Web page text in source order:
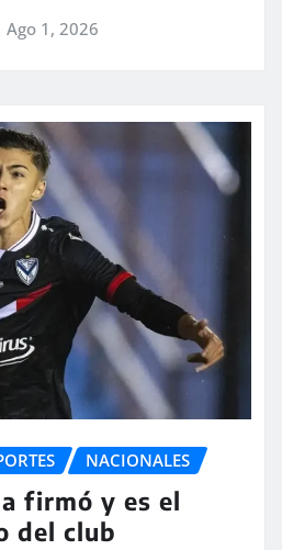
Ago 1, 2026
NACIONALES
firmó y es el
del club